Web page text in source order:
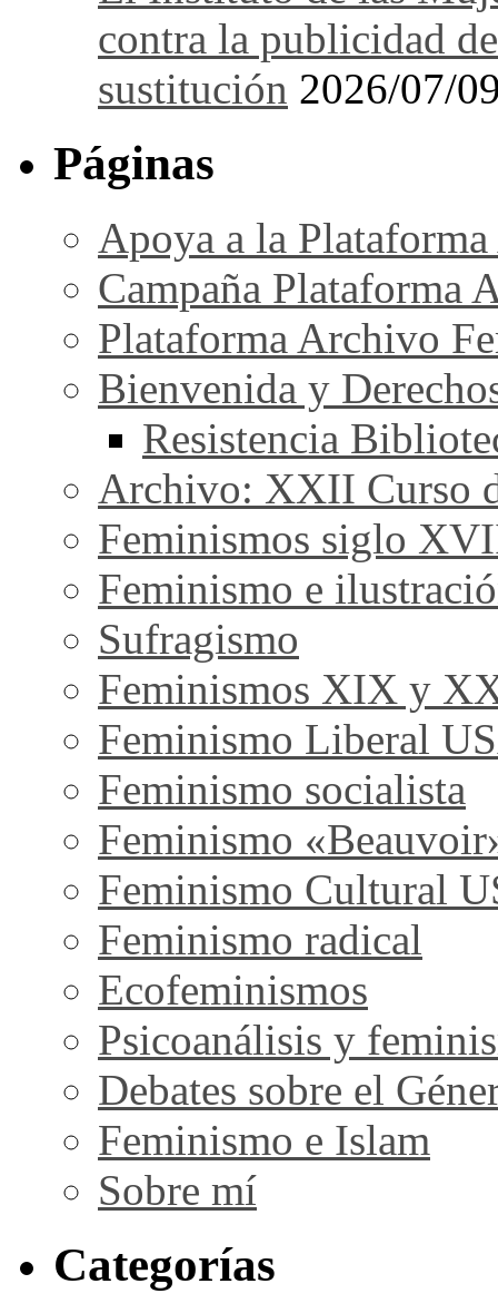
contra la publicidad
sustitución 2026/07/
Páginas
Apoya a la
Campaña Plataforma
Plataforma Archivo
Bienvenida y
Resistencia
Archivo: XXII Curso
Feminismos siglo
Feminismo e
Sufragismo
Feminismos XIX y
Feminismo Liberal
Feminismo socialista
Feminismo
Feminismo Cultural
Feminismo radical
Ecofeminismos
Psicoanálisis y
Debates sobre el
Feminismo e Islam
Sobre mí
Categorías